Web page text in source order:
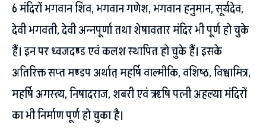
6 मंदिरों भगवान शिव, भगवान गणेश, भगवान हनुमान, सूर्यदेव,
देवी भगवती, देवी अन्नपूर्णा तथा शेषावतार मंदिर भी पूर्ण हो चुके
हैं। इन पर ध्वजदण्ड एवं कलश स्थापित हो चुके हैं। इसके
अतिरिक्त सप्त मण्डप अर्थात् महर्षि वाल्मीकि, वशिष्ठ, विश्वामित्र,
महर्षि अगस्त्य, निषादराज, शबरी एवं ऋषि पत्नी अहल्या मंदिरों
का भी निर्माण पूर्ण हो चुका है।